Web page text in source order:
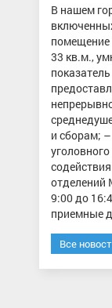
В нашем
помещение
33 кв.м.,
и сборам;
отделений
9:00 до
приемные
Все